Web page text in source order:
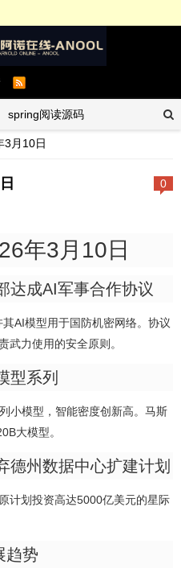
spring阅读源码
排行榜
3月10日
0
年3月10日
达成AI军事合作协议
AI模型用于国防机密网络。协议
武力使用的安全原则。
型系列
小模型，智能密度创新高。马斯
大模型。
德州数据中心扩建计划
计划投资高达5000亿美元的星际
趋势